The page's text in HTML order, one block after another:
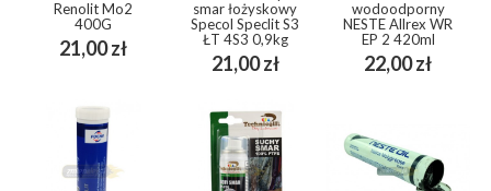
Renolit Mo2
400G
21,00 złCena
smar łożyskowy
Specol Speclit S3
ŁT 4S3 0,9kg
21,00 złCena
wodoodporny
NESTE Allrex WR
EP 2 420ml
22,00 złCena